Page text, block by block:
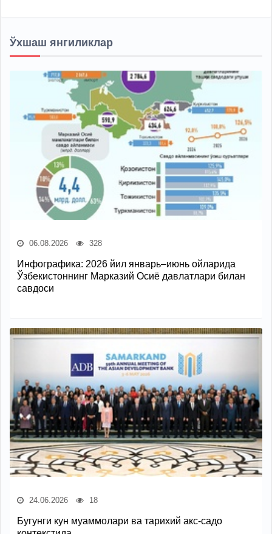
Ўхшаш янгиликлар
06.08.2026 328
Инфографика: 2026 йил январь–июнь ойларида
Ўзбекистоннинг Марказий Осиё давлатлари билан
савдоси
24.06.2026 18
Бугунги кун муаммолари ва тарихий акс-садо